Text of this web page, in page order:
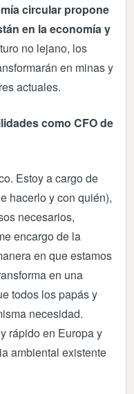
circular propone
en la economía y
no lejano, los
en minas y
actuales.
como CFO de
Estoy a cargo de
hacerlo y con quién),
necesarios,
encargo de la
en que estamos
en una
todos los papás y
necesidad.
rápido en Europa y
ambiental existente